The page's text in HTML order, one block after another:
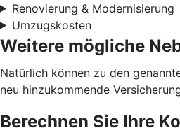
Renovierung & Modernisierung
Umzugskosten
Weitere mögliche
Natürlich können zu den
neu hinzukommende
Berechnen Sie Ihre